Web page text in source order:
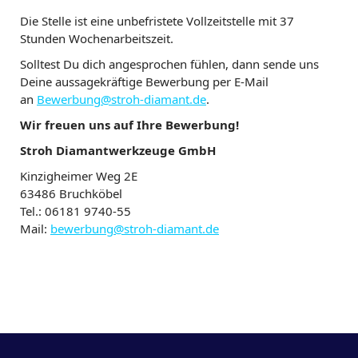
Die Stelle ist eine unbefristete Vollzeitstelle mit 37
Stunden Wochenarbeitszeit.
Solltest Du dich angesprochen fühlen, dann sende uns
Deine aussagekräftige Bewerbung per E-Mail
an Bewerbung@stroh-diamant.de.
Wir freuen uns auf Ihre Bewerbung!
Stroh Diamantwerkzeuge GmbH
Kinzigheimer Weg 2E
63486 Bruchköbel
Tel.: 06181 9740-55
Mail: bewerbung@stroh-diamant.de